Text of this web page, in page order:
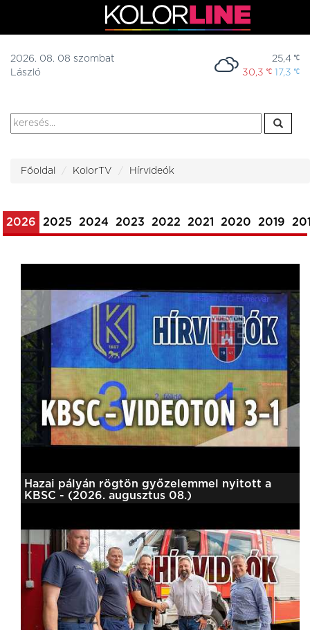
2026. 08. 08 szombat
László
25,4
30,3
17,3
Főoldal KolorTV Hírvideók
2026 2025 2024 2023 2022 2021 2020 2019
Hazai pályán rögtön győzelemmel nyitott a
KBSC - (2026. augusztus 08.)